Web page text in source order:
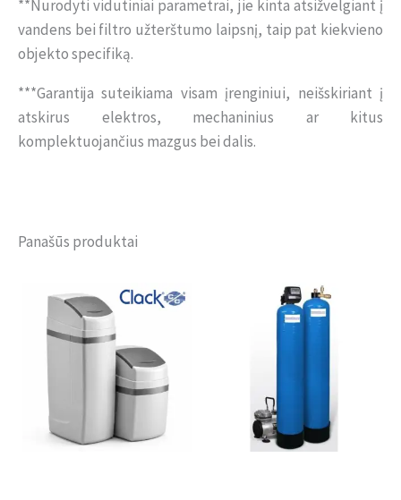
**Nurodyti vidutiniai parametrai, jie kinta atsižvelgiant į
vandens bei filtro užterštumo laipsnį, taip pat kiekvieno
objekto specifiką.
***Garantija suteikiama visam įrenginiui, neišskiriant į
atskirus elektros, mechaninius ar kitus
komplektuojančius mazgus bei dalis.
Panašūs produktai
range:
1170,00 €
1390,00 €
range:
898,00 €